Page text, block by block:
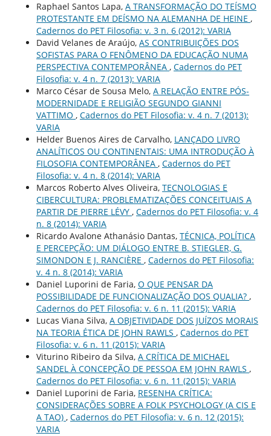
Raphael Santos Lapa, A TRANSFORMAÇÃO DO TEÍSMO
PROTESTANTE EM DEÍSMO NA ALEMANHA DE HEINE ,
Cadernos do PET Filosofia: v. 3 n. 6 (2012): VARIA
David Velanes de Araújo, AS CONTRIBUIÇÕES DOS
SOFISTAS PARA O FENÔMENO DA EDUCAÇÃO NUMA
PERSPECTIVA CONTEMPORÂNEA , Cadernos do PET
Filosofia: v. 4 n. 7 (2013): VARIA
Marco César de Sousa Melo, A RELAÇÃO ENTRE PÓS-
MODERNIDADE E RELIGIÃO SEGUNDO GIANNI
VATTIMO , Cadernos do PET Filosofia: v. 4 n. 7 (2013):
VARIA
Helder Buenos Aires de Carvalho, LANÇADO LIVRO
ANALÍTICOS OU CONTINENTAIS: UMA INTRODUÇÃO À
FILOSOFIA CONTEMPORÂNEA , Cadernos do PET
Filosofia: v. 4 n. 8 (2014): VARIA
Marcos Roberto Alves Oliveira, TECNOLOGIAS E
CIBERCULTURA: PROBLEMATIZAÇÕES CONCEITUAIS A
PARTIR DE PIERRE LÉVY , Cadernos do PET Filosofia: v. 4
n. 8 (2014): VARIA
Ricardo Avalone Athanásio Dantas, TÉCNICA, POLÍTICA
E PERCEPÇÃO: UM DIÁLOGO ENTRE B. STIEGLER, G.
SIMONDON E J. RANCIÈRE , Cadernos do PET Filosofia:
v. 4 n. 8 (2014): VARIA
Daniel Luporini de Faria, O QUE PENSAR DA
POSSIBILIDADE DE FUNCIONALIZAÇÃO DOS QUALIA? ,
Cadernos do PET Filosofia: v. 6 n. 11 (2015): VARIA
Lucas Viana Silva, A OBJETIVIDADE DOS JUÍZOS MORAIS
NA TEORIA ÉTICA DE JOHN RAWLS , Cadernos do PET
Filosofia: v. 6 n. 11 (2015): VARIA
Viturino Ribeiro da Silva, A CRÍTICA DE MICHAEL
SANDEL À CONCEPÇÃO DE PESSOA EM JOHN RAWLS ,
Cadernos do PET Filosofia: v. 6 n. 11 (2015): VARIA
Daniel Luporini de Faria, RESENHA CRÍTICA:
CONSIDERAÇÕES SOBRE A FOLK PSYCHOLOGY (A CIS E
A TAO) , Cadernos do PET Filosofia: v. 6 n. 12 (2015):
VARIA